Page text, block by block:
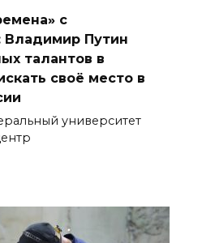
с
Владимир Путин
талантов в
своё место в
университет